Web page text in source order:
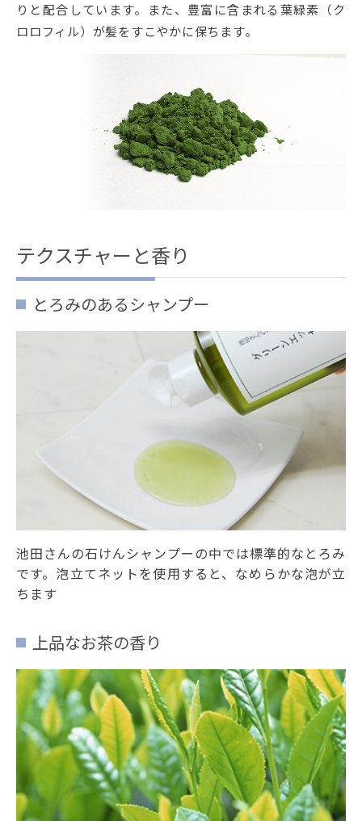
りと配合しています。また、豊富に含まれる葉緑素（ク
ロロフィル）が髪をすこやかに保ちます。
テクスチャーと香り
とろみのあるシャンプー
池田さんの石けんシャンプーの中では標準的なとろみ
です。泡立てネットを使用すると、なめらかな泡が立
ちます
上品なお茶の香り